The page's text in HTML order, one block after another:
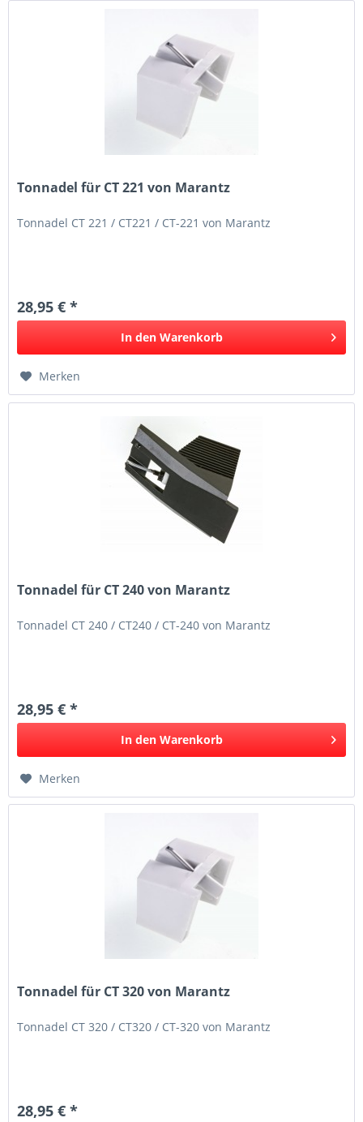
Tonnadel für CT 221 von Marantz
Tonnadel CT 221 / CT221 / CT-221 von Marantz
28,95 € *
In den Warenkorb
Merken
Tonnadel für CT 240 von Marantz
Tonnadel CT 240 / CT240 / CT-240 von Marantz
28,95 € *
In den Warenkorb
Merken
Tonnadel für CT 320 von Marantz
Tonnadel CT 320 / CT320 / CT-320 von Marantz
28,95 € *